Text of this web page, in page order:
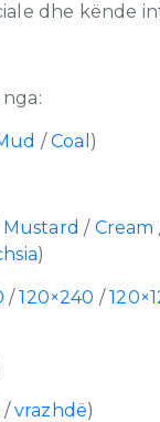
dhe kënde
/Coal )
Mustard / Cream
)
/120×240 /
/vrazhdë)